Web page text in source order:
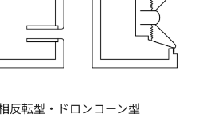
反転型・ドロンコーン型